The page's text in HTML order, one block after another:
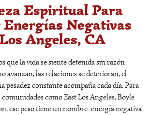
Espiritual Para
Negativas
Angeles, CA
que la vida se siente detenida sin razón
avanzan, las relaciones se deterioran, el
pesadez constante acompaña cada día. Para
como East Los Angeles, Boyle
ese peso tiene un nombre: energía negativa